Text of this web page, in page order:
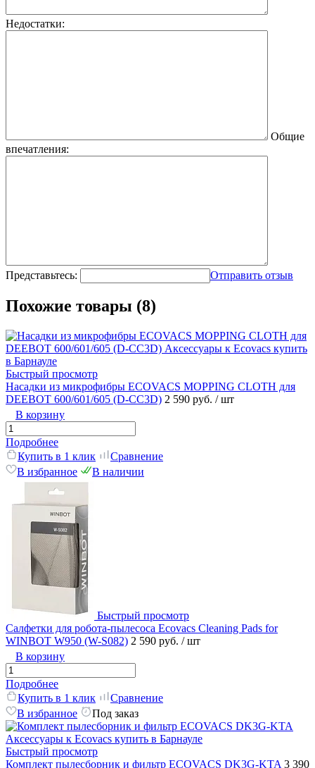
Недостатки:
Общие
впечатления:
Представьтесь: Отправить отзыв
Похожие товары (8)
Быстрый просмотр
Насадки из микрофибры ECOVACS MOPPING CLOTH для
DEEBOT 600/601/605 (D-CC3D) 2 590 руб. / шт
В корзину
Подробнее
Купить в 1 клик
Сравнение
В избранное
В наличии
Быстрый просмотр
Салфетки для робота-пылесоса Ecovacs Cleaning Pads for
WINBOT W950 (W-S082) 2 590 руб. / шт
В корзину
Подробнее
Купить в 1 клик
Сравнение
В избранное
Под заказ
Быстрый просмотр
Комплект пылесборник и фильтр ECOVACS DK3G-KTA 3 390